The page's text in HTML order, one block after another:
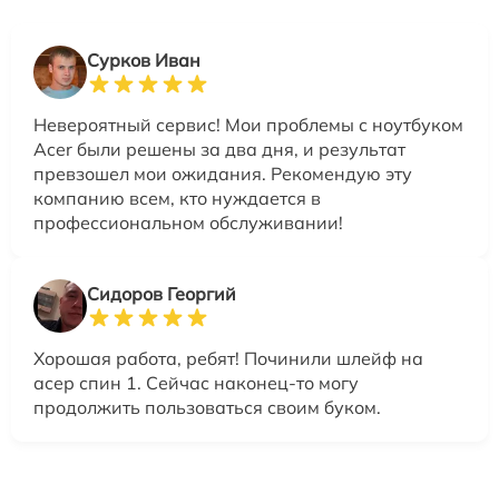
Сурков Иван
Невероятный сервис! Мои проблемы с ноутбуком
Acer были решены за два дня, и результат
превзошел мои ожидания. Рекомендую эту
компанию всем, кто нуждается в
профессиональном обслуживании!
Сидоров Георгий
Хорошая работа, ребят! Починили шлейф на
асер спин 1. Сейчас наконец-то могу
продолжить пользоваться своим буком.